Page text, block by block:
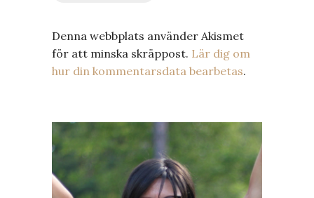
Denna webbplats använder Akismet
för att minska skräppost. Lär dig om
hur din kommentarsdata bearbetas.